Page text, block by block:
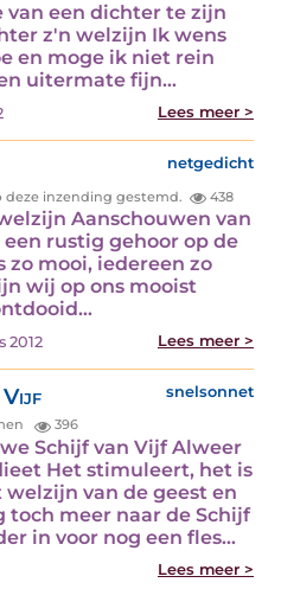
een dichter te zijn
z'n welzijn Ik wens
en moge ik niet rein
uitermate fijn…
Lees meer >
netgedicht
deze inzending gestemd. 438
Aanschouwen van
rustig gehoor op de
zo mooi, iedereen zo
wij op ons mooist
2012 Lees meer >
Vijf snelsonnet
396
Schijf van Vijf Alweer
Het stimuleert, het is
welzijn van de geest en
toch meer naar de Schijf
in voor nog een fles…
Lees meer >